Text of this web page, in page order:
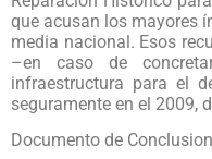
que acusan los mayores
media nacional. Esos
–en caso de
infraestructura para el
seguramente en el 2009,
Documento de